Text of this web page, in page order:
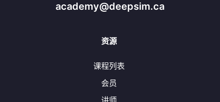
academy@deepsim.ca
资源
课程列表
会员
讲师